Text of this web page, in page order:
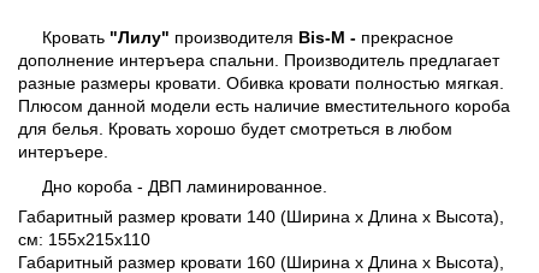
Кровать "Лилу" производителя Bis-M -прекрасное
дополнение интеръера спальни. Производитель предлагает
разные размеры кровати. Обивка кровати полностью мягкая.
Плюсом данной модели есть наличие вместительного короба
для белья. Кровать хорошо будет смотреться в любом
интеръере.
Дно короба - ДВП ламинированное.
Габаритный размер кровати 140 (Ширина х Длина х Высота),
см: 155x215x110
Габаритный размер кровати 160 (Ширина х Длина х Высота),